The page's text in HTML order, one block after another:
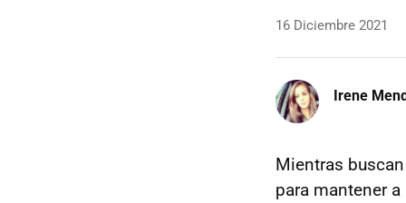
16 Diciembre 2021
Irene
Mientras
para mantener